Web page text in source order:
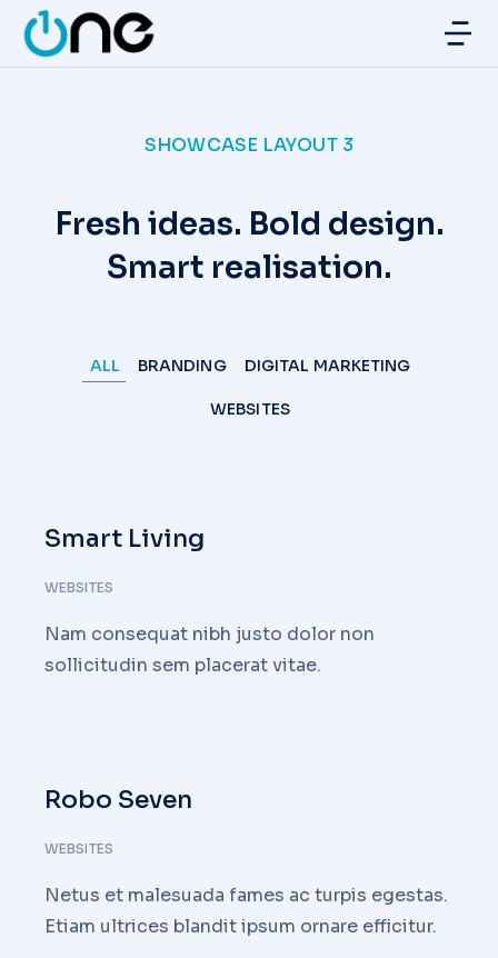
SHOWCASE LAYOUT 3
Fresh ideas. Bold design.
Smart realisation.
ALL BRANDING DIGITAL MARKETING
WEBSITES
Smart Living
WEBSITES
Nam consequat nibh justo dolor non
sollicitudin sem placerat vitae.
Robo Seven
WEBSITES
Netus et malesuada fames ac turpis egestas.
Etiam ultrices blandit ipsum ornare efficitur.